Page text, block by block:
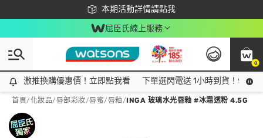
本期活動詳情請點我
下載app最高回饋$350
屈臣氏線上服務
0
激推換購優惠價！立即點我看
激推換購優惠價！立即點我看 下單選閃電送 1小時到貨！領神
首頁/化妝品/唇部彩妝/唇蜜/唇釉/INGA 玻璃水光唇釉 #冰霜透粉 4.5G